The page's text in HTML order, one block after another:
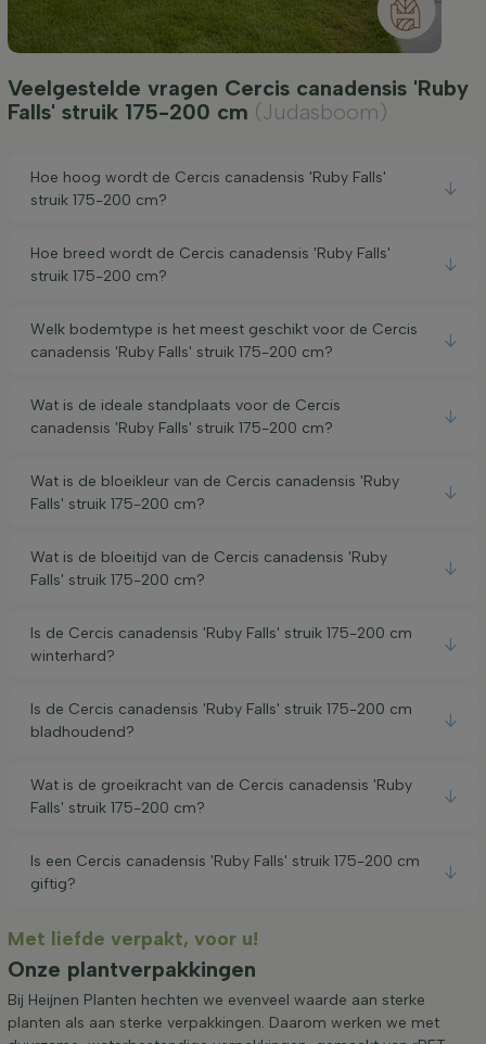
Veelgestelde vragen Cercis canadensis 'Ruby
Falls' struik 175-200 cm (Judasboom)
Hoe hoog wordt de Cercis canadensis 'Ruby Falls'
struik 175-200 cm?
Hoe breed wordt de Cercis canadensis 'Ruby Falls'
struik 175-200 cm?
Welk bodemtype is het meest geschikt voor de Cercis
canadensis 'Ruby Falls' struik 175-200 cm?
Wat is de ideale standplaats voor de Cercis
canadensis 'Ruby Falls' struik 175-200 cm?
Wat is de bloeikleur van de Cercis canadensis 'Ruby
Falls' struik 175-200 cm?
Wat is de bloeitijd van de Cercis canadensis 'Ruby
Falls' struik 175-200 cm?
Is de Cercis canadensis 'Ruby Falls' struik 175-200 cm
winterhard?
Is de Cercis canadensis 'Ruby Falls' struik 175-200 cm
bladhoudend?
Wat is de groeikracht van de Cercis canadensis 'Ruby
Falls' struik 175-200 cm?
Is een Cercis canadensis 'Ruby Falls' struik 175-200 cm
giftig?
Met liefde verpakt, voor u!
Onze plantverpakkingen
Bij Heijnen Planten hechten we evenveel waarde aan sterke
planten als aan sterke verpakkingen. Daarom werken we met